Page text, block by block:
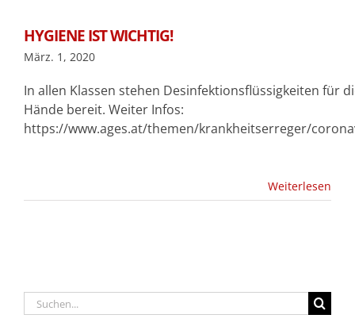
HYGIENE IST WICHTIG!
März. 1, 2020
In allen Klassen stehen Desinfektionsflüssigkeiten für
Hände bereit. Weiter Infos:
https://www.ages.at/themen/krankheitserreger/
Weiterlesen
Suche
nach: